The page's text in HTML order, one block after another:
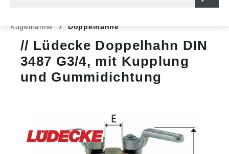
Kugelhähne
Doppelhähne
Lüdecke Doppelhahn DIN
3487 G3/4, mit Kupplung
und Gummidichtung